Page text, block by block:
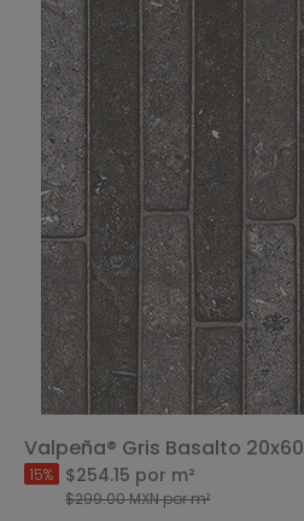
Valpeña® Gris Basalto 20x60
15% $254.15 por m²
$299.00MXNpor m²